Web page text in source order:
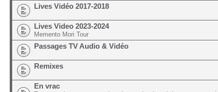
Lives Vidéo 2017-2018
Lives Video 2023-2024
Memento Mori Tour
Passages TV Audio & Vidéo
Remixes
En vrac